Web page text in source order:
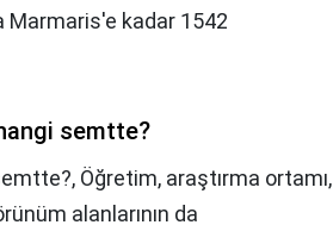
Marmaris'e kadar 1542
semtte?
Öğretim, araştırma ortamı,
alanlarının da